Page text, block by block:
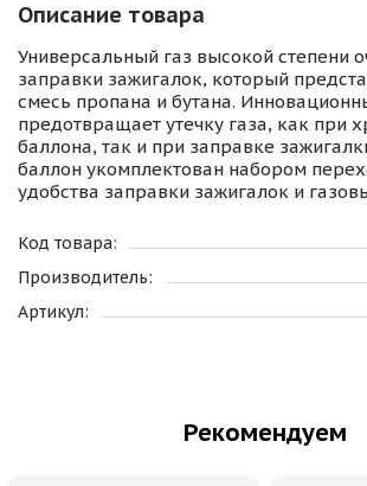
Описание товара
Универсальный газ высокой степени
заправки зажигалок, который
смесь пропана и бутана.
предотвращает утечку газа, как при
баллона, так и при заправке
баллон укомплектован набором
удобства заправки зажигалок и
Код товара:
Производитель:
Артикул:
Рекомендуем